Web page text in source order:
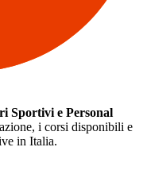
Sportivi e Personal
i corsi disponibili e
in Italia.